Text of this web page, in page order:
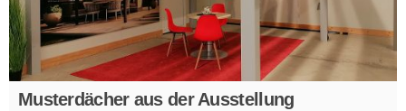
Musterdächer aus der Ausstellung